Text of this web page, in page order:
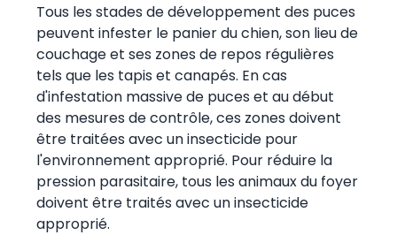
Tous les stades de développement des puces
peuvent infester le panier du chien, son lieu de
couchage et ses zones de repos régulières
tels que les tapis et canapés. En cas
d'infestation massive de puces et au début
des mesures de contrôle, ces zones doivent
être traitées avec un insecticide pour
l'environnement approprié. Pour réduire la
pression parasitaire, tous les animaux du foyer
doivent être traités avec un insecticide
approprié.